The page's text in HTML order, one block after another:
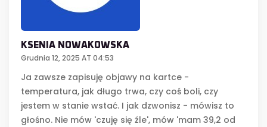
KSENIA NOWAKOWSKA
Grudnia 12, 2025 AT 04:53
Ja zawsze zapisuję objawy na kartce -
temperatura, jak długo trwa, czy coś boli, czy
jestem w stanie wstać. I jak dzwonisz - mówisz to
głośno. Nie mów 'czuję się źle', mów 'mam 39,2 od